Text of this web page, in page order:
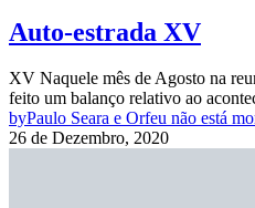
Auto-estrada XV
XV Naquele mês de Agosto na
feito um balanço relativo ao
byPaulo Seara e Orfeu não está
26 de Dezembro, 2020